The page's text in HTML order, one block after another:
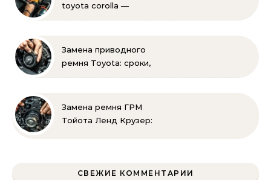
toyota corolla —
Замена приводного
ремня Toyota: сроки,
своими руками
Замена ремня ГРМ
Тойота Ленд Крузер:
СВЕЖИЕ КОММЕНТАРИИ